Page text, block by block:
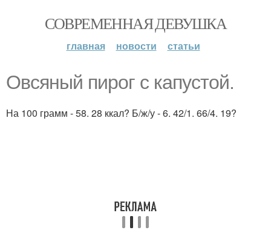
СОВРЕМЕННАЯ ДЕВУШКА
главная новости статьи
Овсяный пирог с капустой.
На 100 грамм - 58. 28 ккал? Б/ж/у - 6. 42/1. 66/4. 19?